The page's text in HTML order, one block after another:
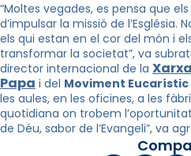
“Moltes vegades, es pensa que
d’impulsar la missió de l’Església.
els qui estan en el cor del món i
transformar la societat”, va
director internacional de la
Papa i del Moviment
les aules, en les oficines, a les
quotidiana on trobem
de Déu, sabor de l’Evangeli”, va